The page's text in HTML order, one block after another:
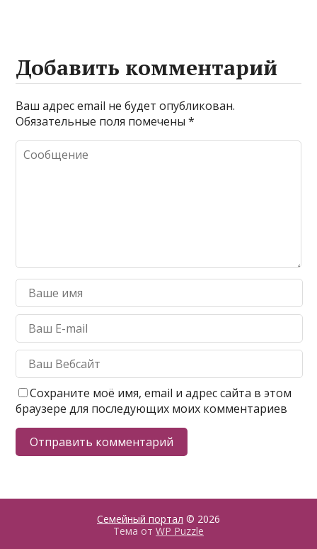
Добавить комментарий
Ваш адрес email не будет опубликован.
Обязательные поля помечены*
Сохраните моё имя, email и адрес сайта в этом
браузере для последующих моих комментариев
Семейный портал © 2026
Тема от WP Puzzle